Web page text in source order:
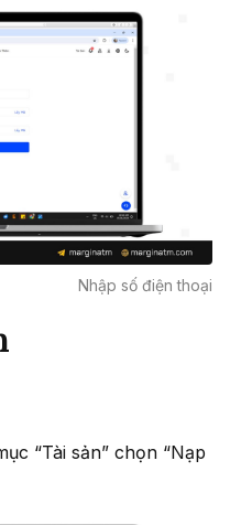
Nhập số điện thoại
“Tài sản” chọn “Nạp